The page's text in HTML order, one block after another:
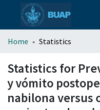
menu.section.about_menu
All of DSpace
Home Statistics
Statistics for
y vómito
nabilona versus